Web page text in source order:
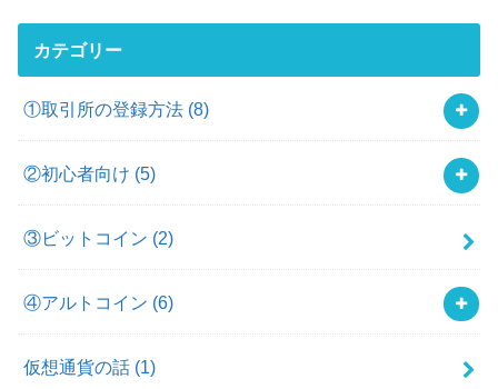
カテゴリー
①取引所の登録方法 (8)
②初心者向け (5)
③ビットコイン (2)
④アルトコイン (6)
仮想通貨の話 (1)